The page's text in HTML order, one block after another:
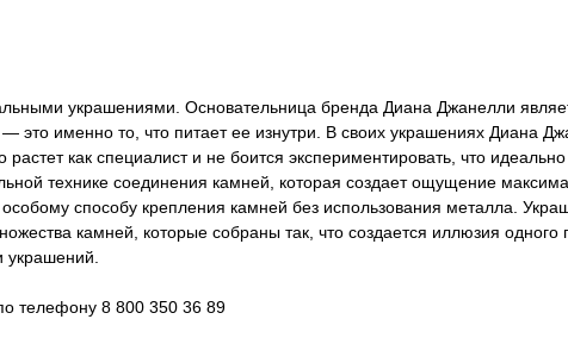
украшениями. Основательница бренда Диана Джанелли
именно то, что питает ее изнутри. В своих украшениях Диана
как специалист и не боится экспериментировать, что
технике соединения камней, которая создает ощущение
способу крепления камней без использования металла.
камней, которые собраны так, что создается иллюзия
украшений.
телефону 8 800 350 36 89